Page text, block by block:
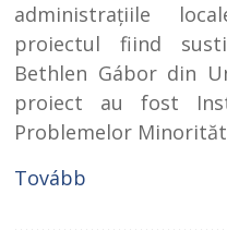
administraţiile
proiectul fiind
Bethlen Gábor din
proiect au fost
Problemelor
Tovább